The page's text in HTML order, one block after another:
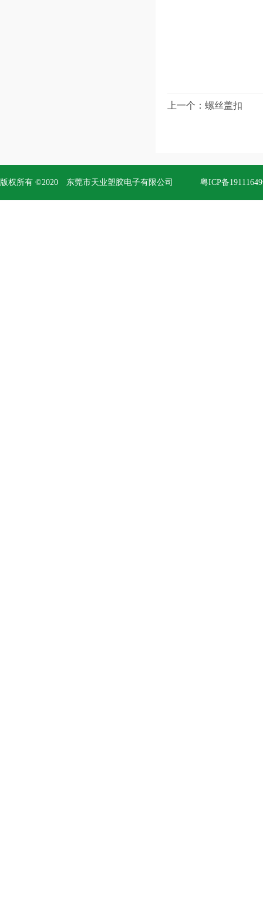
上一个： 螺丝盖扣
版权所有 ©2020 东莞市天业塑胶电子有限公司 粤ICP备